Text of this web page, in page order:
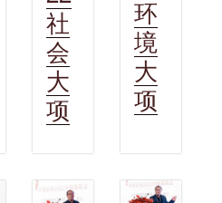
社
会
大
项
环
境
大
项